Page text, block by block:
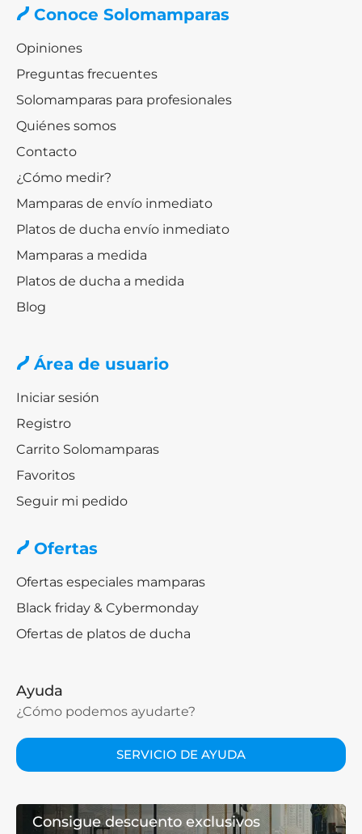
Conoce Solomamparas
Opiniones
Preguntas frecuentes
Solomamparas para profesionales
Quiénes somos
Contacto
¿Cómo medir?
Mamparas de envío inmediato
Platos de ducha envío inmediato
Mamparas a medida
Platos de ducha a medida
Blog
Área de usuario
Iniciar sesión
Registro
Carrito Solomamparas
Favoritos
Seguir mi pedido
Ofertas
Ofertas especiales mamparas
Black friday & Cybermonday
Ofertas de platos de ducha
Ayuda
¿Cómo podemos ayudarte?
SERVICIO DE AYUDA
Consigue descuento exclusivos